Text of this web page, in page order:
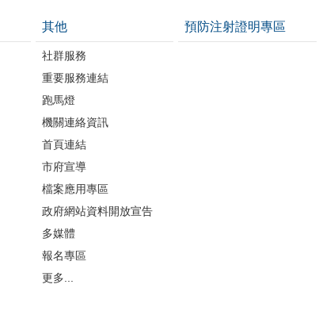
其他
社群服務
重要服務連結
跑馬燈
機關連絡資訊
首頁連結
市府宣導
檔案應用專區
政府網站資料開放宣告
多媒體
報名專區
更多...
預防注射證明專區